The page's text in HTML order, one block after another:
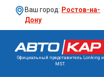
Ваш город: Ростов-на-
Дону
Официальный представитель Lonking и
MST.